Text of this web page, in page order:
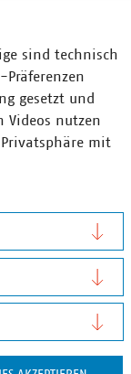
eine
1,044
für mehr
sind technisch
gesetzt und
Videos nutzen
mit